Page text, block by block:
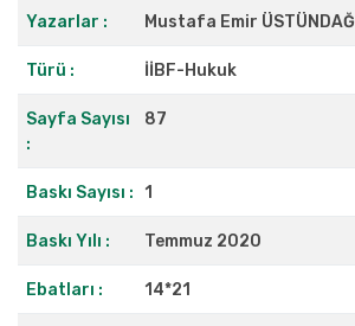
Yazarlar : Mustafa Emir ÜSTÜNDAĞ
Türü : İİBF-Hukuk
Sayfa Sayısı
:
87
Baskı Sayısı : 1
Baskı Yılı : Temmuz 2020
Ebatları : 14*21